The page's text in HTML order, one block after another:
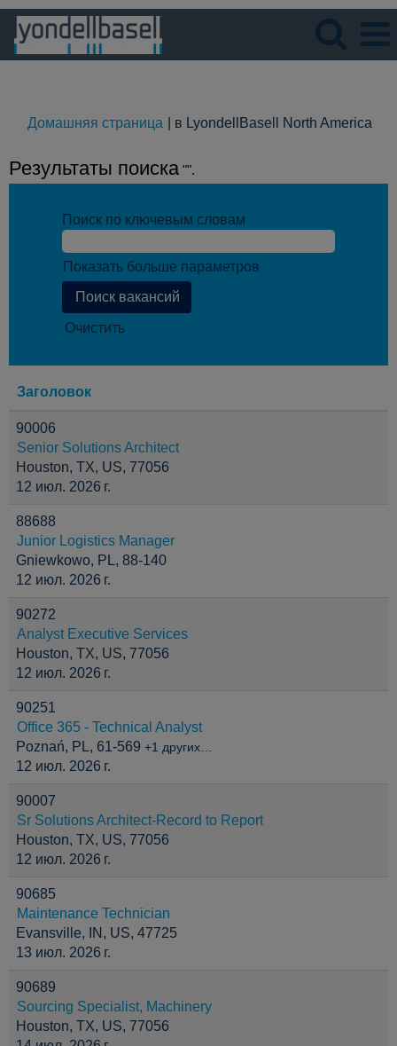
Домашняя страница в LyondellBasell North America
Результаты поиска "".
Поиск по ключевым словам
Показать больше параметров
Очистить
Заголовок
90006
Senior Solutions Architect
Houston, TX, US, 77056
12 июл. 2026 г.
88688
Junior Logistics Manager
Gniewkowo, PL, 88-140
12 июл. 2026 г.
90272
Analyst Executive Services
Houston, TX, US, 77056
12 июл. 2026 г.
90251
Office 365 - Technical Analyst
Poznań, PL, 61-569 +1 других…
12 июл. 2026 г.
90007
Sr Solutions Architect-Record to Report
Houston, TX, US, 77056
12 июл. 2026 г.
90685
Maintenance Technician
Evansville, IN, US, 47725
13 июл. 2026 г.
90689
Sourcing Specialist, Machinery
Houston, TX, US, 77056